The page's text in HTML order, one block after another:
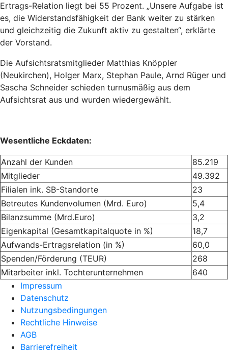
Ertrags-Relation liegt bei 55 Prozent. „Unsere Aufgabe ist
es, die Widerstandsfähigkeit der Bank weiter zu stärken
und gleichzeitig die Zukunft aktiv zu gestalten“, erklärte
der Vorstand.
Die Aufsichtsratsmitglieder Matthias Knöppler
(Neukirchen), Holger Marx, Stephan Paule, Arnd Rüger und
Sascha Schneider schieden turnusmäßig aus dem
Aufsichtsrat aus und wurden wiedergewählt.
Wesentliche Eckdaten:
Anzahl der Kunden
85.219
Mitglieder
49.392
Filialen ink. SB-Standorte
23
Betreutes Kundenvolumen (Mrd. Euro)
5,4
Bilanzsumme (Mrd.Euro)
3,2
Eigenkapital (Gesamtkapitalquote in %)
18,7
Aufwands-Ertragsrelation (in %)
60,0
Spenden/Förderung (TEUR)
268
Mitarbeiter inkl. Tochterunternehmen
640
Impressum
Datenschutz
Nutzungsbedingungen
Rechtliche Hinweise
AGB
Barrierefreiheit